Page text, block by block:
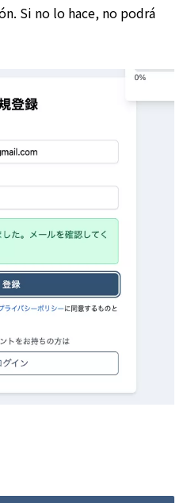
Si no lo hace, no podrá